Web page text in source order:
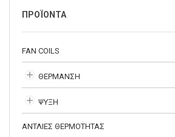
ΠΡΟΪΟΝΤΑ
FAN COILS
ΘΕΡΜΑΝΣΗ
ΨΥΞΗ
ΑΝΤΛΙΕΣ ΘΕΡΜΟΤΗΤΑΣ